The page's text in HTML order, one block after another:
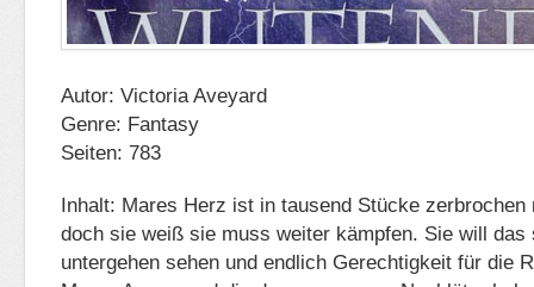
Autor: Victoria Aveyard
Genre: Fantasy
Seiten: 783
Inhalt: Mares Herz ist in tausend Stücke zerbrochen
doch sie weiß sie muss weiter kämpfen. Sie will das
untergehen sehen und endlich Gerechtigkeit für die